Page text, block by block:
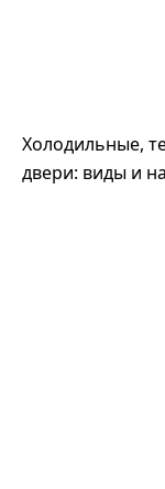
Холодильные,
двери: виды и